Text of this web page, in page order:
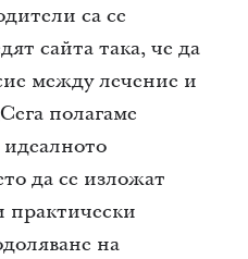
са се
сайта така, че да
между лечение и
полагаме
да се изложат
практически
на